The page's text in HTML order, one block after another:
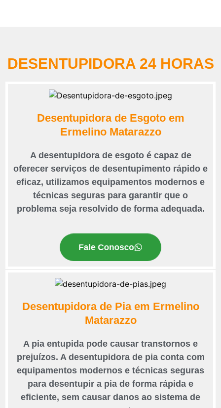
DESENTUPIDORA 24 HORAS
Desentupidora de Esgoto em
Ermelino Matarazzo
A desentupidora de esgoto é capaz de
oferecer serviços de desentupimento rápido e
eficaz, utilizamos equipamentos modernos e
técnicas seguras para garantir que o
problema seja resolvido de forma adequada.
Fale Conosco
Desentupidora de Pia em Ermelino
Matarazzo
A pia entupida pode causar transtornos e
prejuízos. A desentupidora de pia conta com
equipamentos modernos e técnicas seguras
para desentupir a pia de forma rápida e
eficiente, sem causar danos ao sistema de